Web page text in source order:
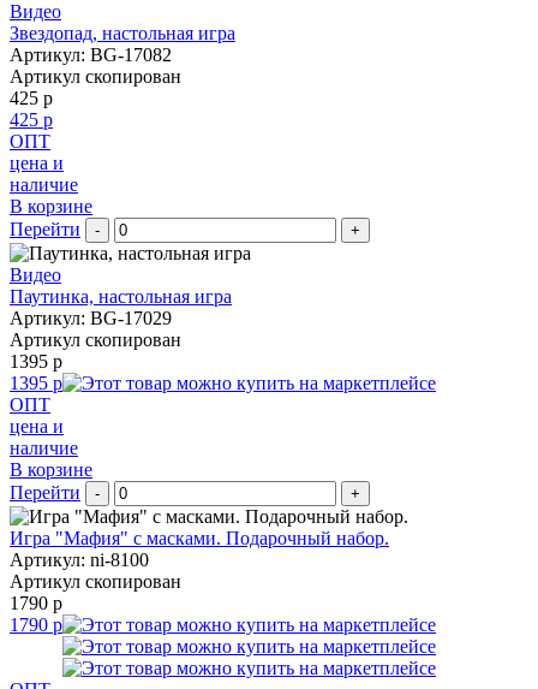
Видео
Звездопад, настольная игра
Артикул: BG-17082
Артикул скопирован
425 р
425 р
ОПТ
цена и
наличие
В корзине
Перейти
- +
Видео
Паутинка, настольная игра
Артикул: BG-17029
Артикул скопирован
1395 р
1395 р
ОПТ
цена и
наличие
В корзине
Перейти
- +
Игра "Мафия" с масками. Подарочный набор.
Артикул: ni-8100
Артикул скопирован
1790 р
1790 р